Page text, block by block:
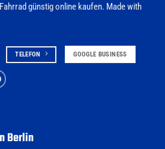
Fahrrad günstig online kaufen. Made with
TELEFON GOOGLE BUSINESS
Berlin